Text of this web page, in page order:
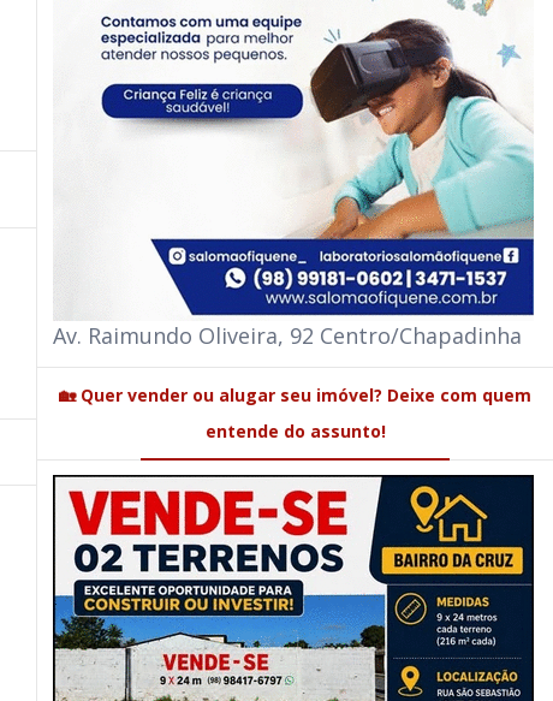
Av. Raimundo Oliveira, 92 Centro/Chapadinha
🏡 Quer vender ou alugar seu imóvel? Deixe com quem
entende do assunto!